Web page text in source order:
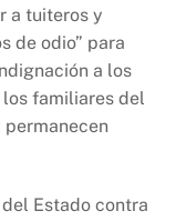
a tuiteros y
de odio” para
a los
familiares del
permanecen
Estado contra